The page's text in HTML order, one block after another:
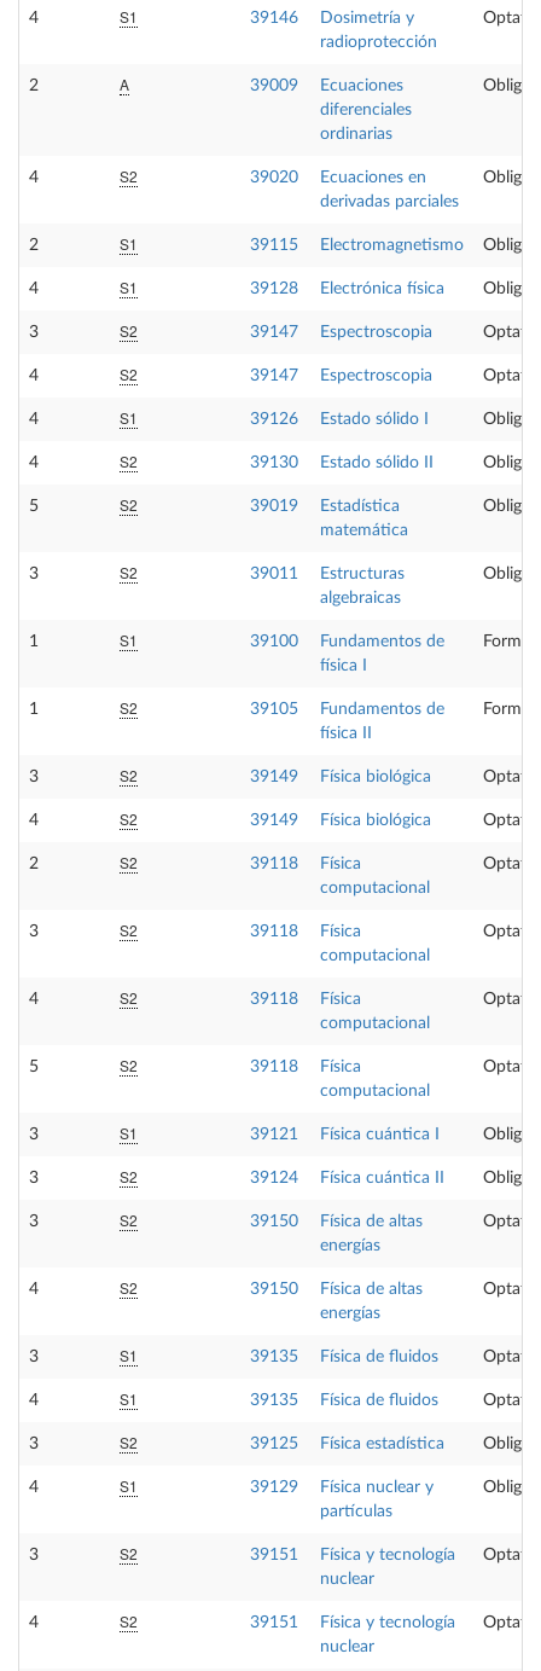
4 S1 39146
Dosimetría y
radioprotección
2 A 39009
Ecuaciones
diferenciales
ordinarias
4 S2 39020
Ecuaciones en
derivadas parciales
2 S1 39115 Electromagnetismo
4 S1 39128 Electrónica física
3 S2 39147 Espectroscopia
4 S2 39147 Espectroscopia
4 S1 39126 Estado sólido I
4 S2 39130 Estado sólido II
5 S2 39019
Estadística
matemática
3 S2 39011
Estructuras
algebraicas
1 S1 39100
Fundamentos de
física I
1 S2 39105
Fundamentos de
física II
3 S2 39149 Física biológica
4 S2 39149 Física biológica
2 S2 39118
Física
computacional
3 S2 39118
Física
computacional
4 S2 39118
Física
computacional
5 S2 39118
Física
computacional
3 S1 39121 Física cuántica I
3 S2 39124 Física cuántica II
3 S2 39150
Física de altas
energías
4 S2 39150
Física de altas
energías
3 S1 39135 Física de fluidos
4 S1 39135 Física de fluidos
3 S2 39125 Física estadística
4 S1 39129
Física nuclear y
partículas
3 S2 39151
Física y tecnología
nuclear
4 S2 39151
Física y tecnología
nuclear